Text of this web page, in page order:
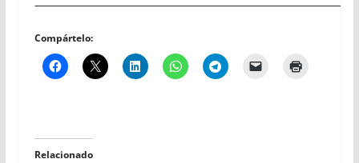
Compártelo:
Relacionado